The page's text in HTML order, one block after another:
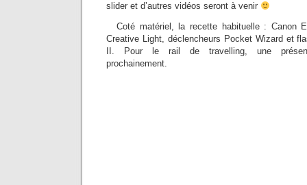
slider et d’autres vidéos seront à venir
Coté matériel, la recette habituelle : Canon
Creative Light, déclencheurs Pocket Wizard et
II. Pour le rail de travelling, une
prochainement.